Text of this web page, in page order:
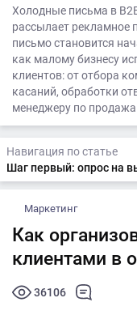
Холодные письма в
рассылает рекламное
письмо становится
как малому бизнесу
клиентов: от отбора
касаний, обработки
менеджеру по
Навигация по статье
Шаг первый: опрос на
Маркетинг
Как
клиентами в
36106